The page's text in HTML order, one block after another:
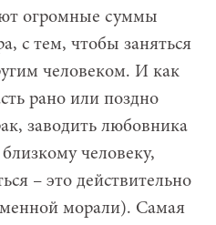
огромные суммы
с тем, чтобы заняться
человеком. И как
рано или поздно
заводить любовника
человеку,
– это действительно
морали). Самая